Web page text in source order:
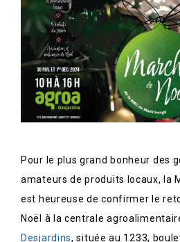
Pour le plus grand bonheur des
amateurs de produits locaux, la
est heureuse de confirmer le
Noël à la centrale
Desjardins, située au 1233,